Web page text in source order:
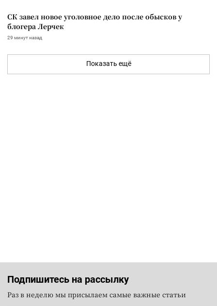
СК завел новое уголовное дело после обысков у
блогера Лерчек
29 минут назад
Показать ещё
Подпишитесь на рассылку
Раз в неделю мы присылаем самые важные статьи